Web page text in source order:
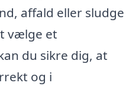
affald eller sludge
vælge et
du sikre dig, at
og i